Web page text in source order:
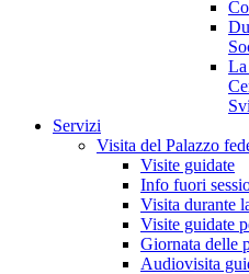
La
Servizi
Visita del Palazzo
Visite guidate
Info fuori
Visita durante
Visite guidate
Giornata delle
Audiovisita